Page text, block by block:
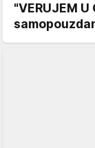
"VERUJEM